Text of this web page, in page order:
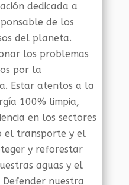
dedicada a
de los
del planeta.
los problemas
por la
Estar atentos a la
100% limpia,
en los sectores
el transporte y el
y reforestar
aguas y el
Defender nuestra